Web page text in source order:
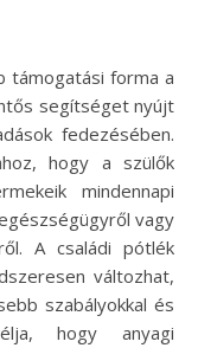
segítséget nyújt
fedezésében.
hogy a szülők
mindennapi
vagy
A családi pótlék
változhat,
szabályokkal és
hogy anyagi